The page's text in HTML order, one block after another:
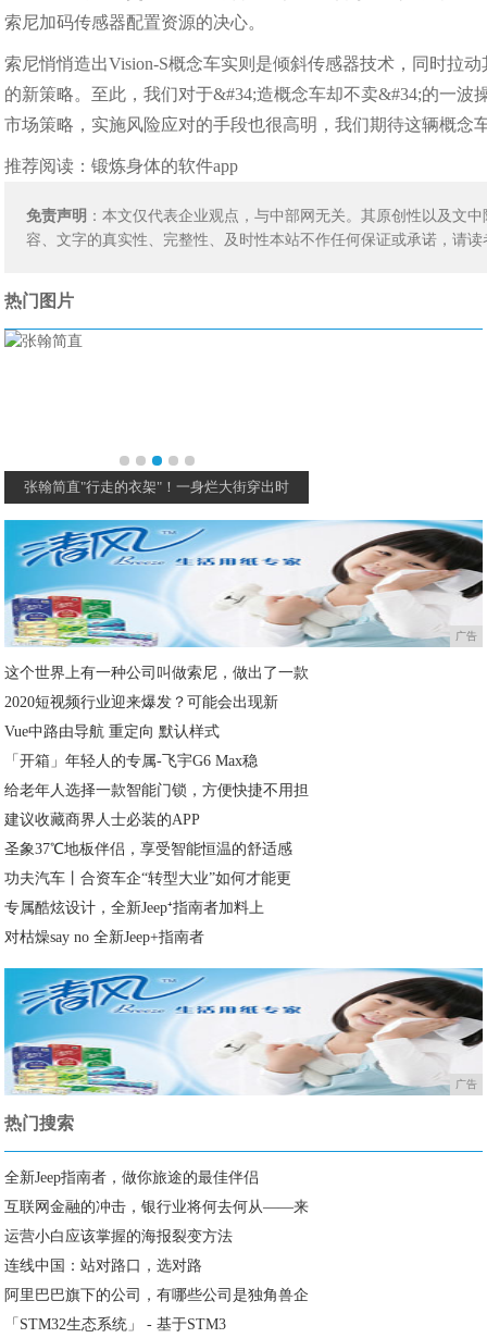
索尼加码传感器配置资源的决心。
索尼悄悄造出Vision-S概念车实则是倾斜传感器技术，同时拉
的新策略。至此，我们对于&#34;造概念车却不卖&#34;的一
市场策略，实施风险应对的手段也很高明，我们期待这辆概念
推荐阅读：锻炼身体的软件app
免责声明 ：本文仅代表企业观点，与中部网无关。其原创性以及文
容、文字的真实性、完整性、及时性本站不作任何保证或承诺，请
热门图片
张翰简直"行走的衣架"！一身烂大街穿出时
广告
这个世界上有一种公司叫做索尼，做出了一款
2020短视频行业迎来爆发？可能会出现新
Vue中路由导航 重定向 默认样式
「开箱」年轻人的专属-飞宇G6 Max稳
给老年人选择一款智能门锁，方便快捷不用担
建议收藏商界人士必装的APP
圣象37℃地板伴侣，享受智能恒温的舒适感
功夫汽车丨合资车企“转型大业”如何才能更
专属酷炫设计，全新Jeep⁺指南者加料上
对枯燥say no 全新Jeep+指南者
广告
热门搜索
全新Jeep指南者，做你旅途的最佳伴侣
互联网金融的冲击，银行业将何去何从——来
运营小白应该掌握的海报裂变方法
连线中国：站对路口，选对路
阿里巴巴旗下的公司，有哪些公司是独角兽企
「STM32生态系统」 - 基于STM3